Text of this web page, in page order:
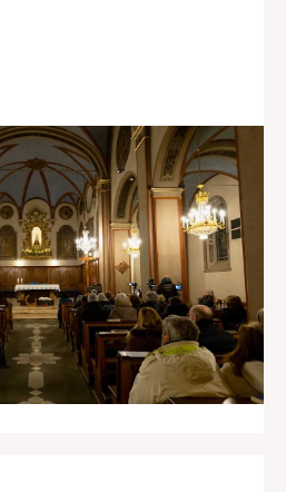
acquisto spazi
checking
correzioni